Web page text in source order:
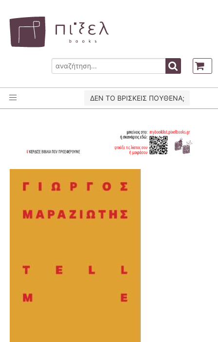
ΔΕΝ ΤΟ ΒΡΙΣΚΕΙΣ ΠΟΥΘΕΝΑ;